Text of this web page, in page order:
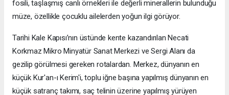
fosili, taşlaşmış canlı örnekleri ile değerli minerallerin bulunduğu
müze, özellikle çocuklu ailelerden yoğun ilgi görüyor.
Tarihi Kale Kapısı’nın üstünde kente kazandırılan Necati
Korkmaz Mikro Minyatür Sanat Merkezi ve Sergi Alanı da
gezilip görülmesi gereken rotalardan. Merkez, dünyanın en
küçük Kur'an-ı Kerim'i, toplu iğne başına yapılmış dünyanın en
küçük satranç takımı, saç telinin üzerine yapılmış yürüyen